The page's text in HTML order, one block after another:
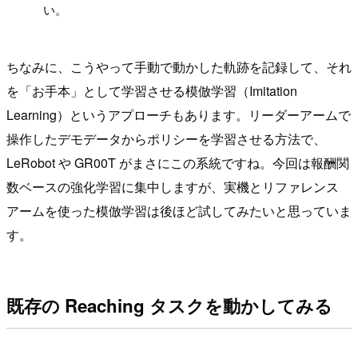
い。
ちなみに、こうやって手動で動かした軌跡を記録して、それ
を「お手本」として学習させる模倣学習（Imitation
Learning）というアプローチもあります。リーダーアームで
操作したデモデータからポリシーを学習させる方法で、
LeRobot や GR00T がまさにこの系統ですね。今回は報酬関
数ベースの強化学習に集中しますが、実機とリファレンス
アームを使った模倣学習は後ほど試してみたいと思っていま
す。
既存の Reaching タスクを動かしてみる